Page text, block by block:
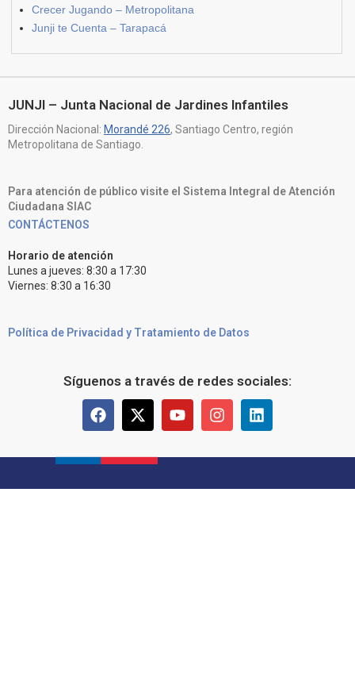
Crecer Jugando – Metropolitana
Junji te Cuenta – Tarapacá
JUNJI – Junta Nacional de Jardines Infantiles
Dirección Nacional: Morandé 226, Santiago Centro, región
Metropolitana de Santiago.
Para atención de público visite el Sistema Integral de Atención
Ciudadana SIAC
CONTÁCTENOS
Horario de atención
Lunes a jueves: 8:30 a 17:30
Viernes: 8:30 a 16:30
Política de Privacidad y Tratamiento de Datos
Síguenos a través de redes sociales: